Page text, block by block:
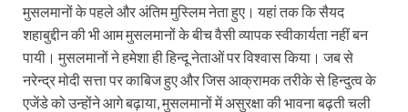
मुसलमानों के पहले और अंतिम मुस्लिम नेता हुए। यहां तक कि सैयद
शहाबुद्दीन की भी आम मुसलमानों के बीच वैसी व्‍यापक स्‍वीकार्यता नहीं बन
पायी। मुसलमानों ने हमेशा ही हिन्दू नेताओं पर विश्वास किया। जब से
नरेन्द्र मोदी सत्ता पर काबिज हुए और जिस आक्रामक तरीके से हिन्दुत्व के
एजेंडे को उन्‍होंने आगे बढ़ाया, मुसलमानों में असुरक्षा की भावना बढ़ती चली